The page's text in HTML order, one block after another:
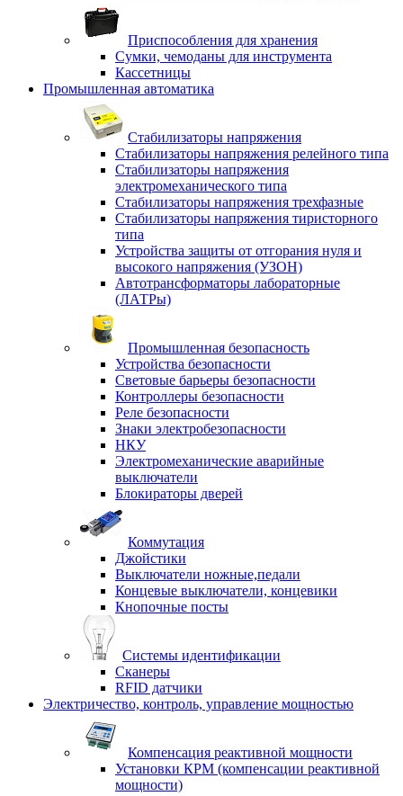
Приспособления для хранения
Сумки, чемоданы для инструмента
Кассетницы
Промышленная автоматика
Стабилизаторы напряжения
Стабилизаторы напряжения релейного типа
Стабилизаторы напряжения
электромеханического типа
Стабилизаторы напряжения трехфазные
Стабилизаторы напряжения тиристорного
типа
Устройства защиты от отгорания нуля и
высокого напряжения (УЗОН)
Автотрансформаторы лабораторные
(ЛАТРы)
Промышленная безопасность
Устройства безопасности
Световые барьеры безопасности
Контроллеры безопасности
Реле безопасности
Знаки электробезопасности
НКУ
Электромеханические аварийные
выключатели
Блокираторы дверей
Коммутация
Джойстики
Выключатели ножные,педали
Концевые выключатели, концевики
Кнопочные посты
Системы идентификации
Сканеры
RFID датчики
Электричество, контроль, управление мощностью
Компенсация реактивной мощности
Установки КРМ (компенсации реактивной
мощности)